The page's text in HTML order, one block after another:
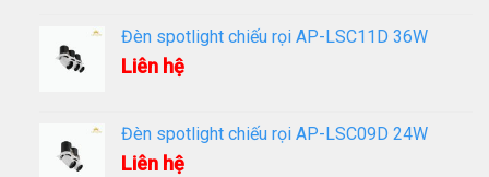
Đèn spotlight chiếu rọi AP-LSC11D 36W
Liên hệ
Đèn spotlight chiếu rọi AP-LSC09D 24W
Liên hệ